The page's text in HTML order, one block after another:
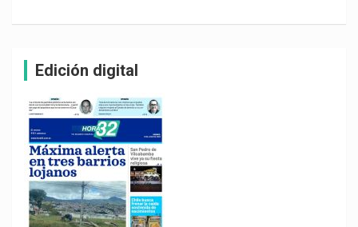
Edición digital